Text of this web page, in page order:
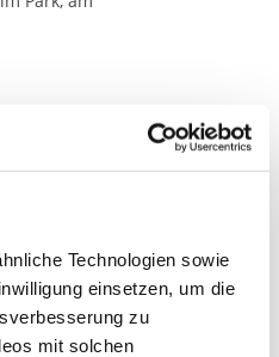
Technologien sowie
einsetzen, um die
zu
mit solchen
Cops oder Partner.
aber keinen Plan wie?
Kohle-Problemen.
weiter (außer du willst es).